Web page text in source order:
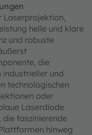
Laserprojektion,
helle und klare
und robuste
die
industrieller und
technologischen
oder
Laserdiode
faszinierende
hinweg